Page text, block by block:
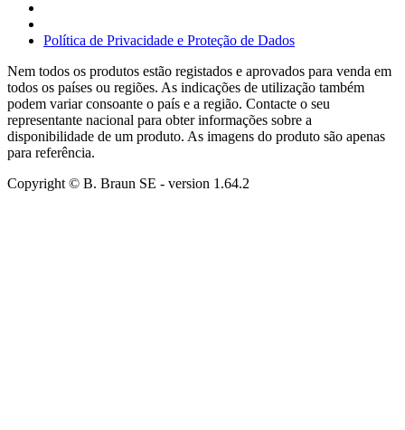
Política de Privacidade e Proteção de Dados
Nem todos os produtos estão registados e aprovados para venda em
todos os países ou regiões. As indicações de utilização também
podem variar consoante o país e a região. Contacte o seu
representante nacional para obter informações sobre a
disponibilidade de um produto. As imagens do produto são apenas
para referência.
Copyright © B. Braun SE - version 1.64.2